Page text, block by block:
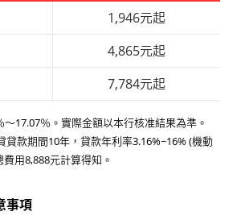
1,946元起
4,865元起
7,784元起
17.07％。實際金額以本行核准結果為準。
款期間10年，貸款年利率3.16%~16% (機動
用8,888元計算得知。
事項